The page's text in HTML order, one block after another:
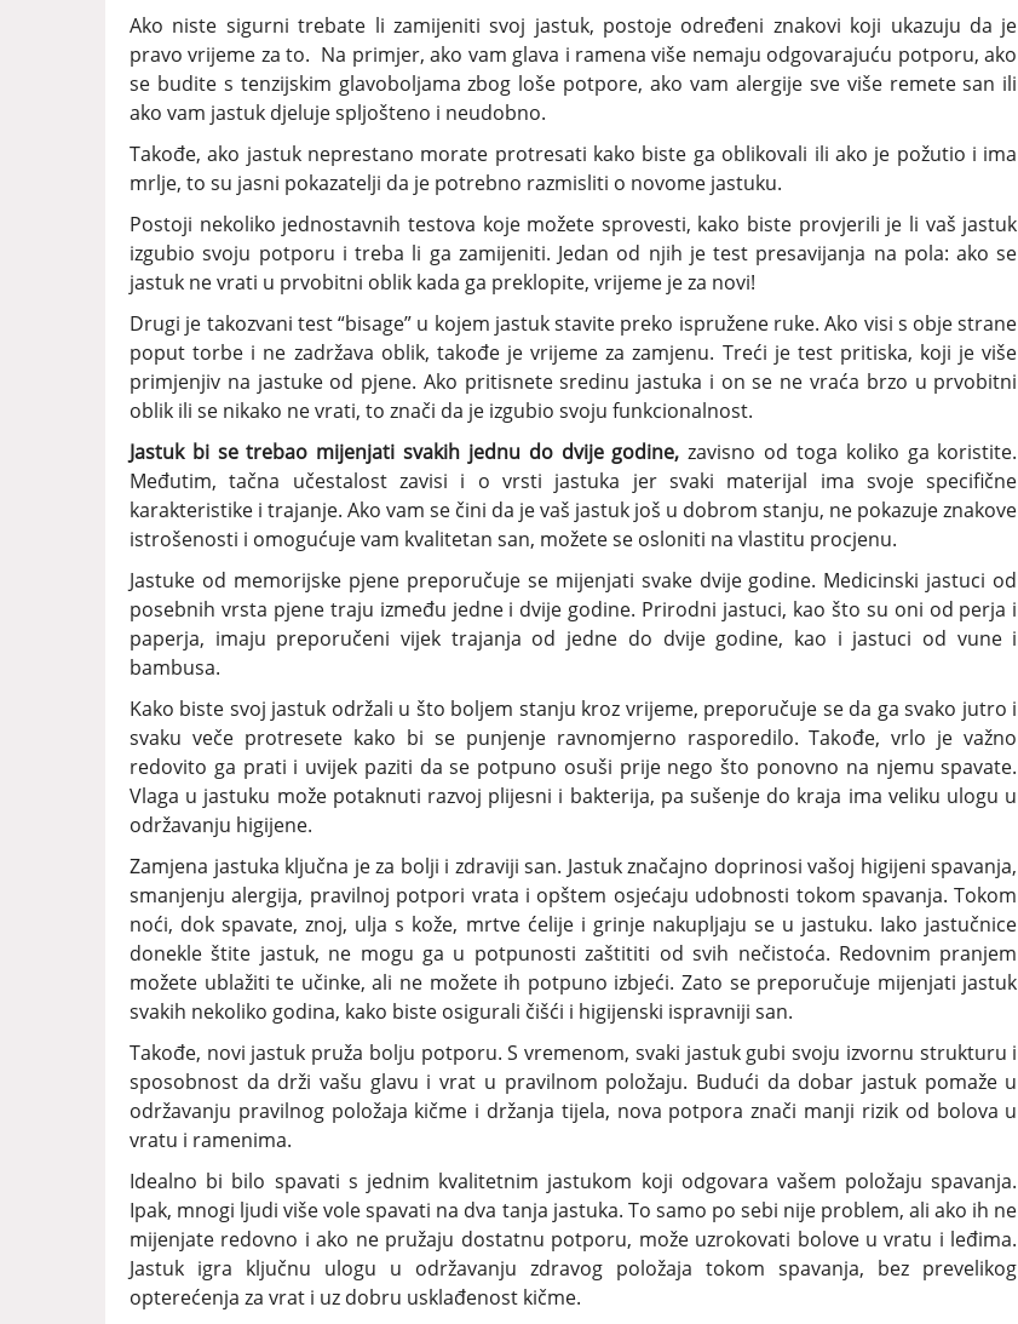
Ako niste sigurni trebate li zamijeniti svoj jastuk, postoje određeni znakovi koji ukazuju da je
pravo vrijeme za to. Na primjer, ako vam glava i ramena više nemaju odgovarajuću potporu, ako
se budite s tenzijskim glavoboljama zbog loše potpore, ako vam alergije sve više remete san ili
ako vam jastuk djeluje spljošteno i neudobno.
Takođe, ako jastuk neprestano morate protresati kako biste ga oblikovali ili ako je požutio i ima
mrlje, to su jasni pokazatelji da je potrebno razmisliti o novome jastuku.
Postoji nekoliko jednostavnih testova koje možete sprovesti, kako biste provjerili je li vaš jastuk
izgubio svoju potporu i treba li ga zamijeniti. Jedan od njih je test presavijanja na pola: ako se
jastuk ne vrati u prvobitni oblik kada ga preklopite, vrijeme je za novi!
Drugi je takozvani test “bisage” u kojem jastuk stavite preko ispružene ruke. Ako visi s obje strane
poput torbe i ne zadržava oblik, takođe je vrijeme za zamjenu. Treći je test pritiska, koji je više
primjenjiv na jastuke od pjene. Ako pritisnete sredinu jastuka i on se ne vraća brzo u prvobitni
oblik ili se nikako ne vrati, to znači da je izgubio svoju funkcionalnost.
Jastuk bi se trebao mijenjati svakih jednu do dvije godine, zavisno od toga koliko ga koristite.
Međutim, tačna učestalost zavisi i o vrsti jastuka jer svaki materijal ima svoje specifične
karakteristike i trajanje. Ako vam se čini da je vaš jastuk još u dobrom stanju, ne pokazuje znakove
istrošenosti i omogućuje vam kvalitetan san, možete se osloniti na vlastitu procjenu.
Jastuke od memorijske pjene preporučuje se mijenjati svake dvije godine. Medicinski jastuci od
posebnih vrsta pjene traju između jedne i dvije godine. Prirodni jastuci, kao što su oni od perja i
paperja, imaju preporučeni vijek trajanja od jedne do dvije godine, kao i jastuci od vune i
bambusa.
Kako biste svoj jastuk održali u što boljem stanju kroz vrijeme, preporučuje se da ga svako jutro i
svaku veče protresete kako bi se punjenje ravnomjerno rasporedilo. Takođe, vrlo je važno
redovito ga prati i uvijek paziti da se potpuno osuši prije nego što ponovno na njemu spavate.
Vlaga u jastuku može potaknuti razvoj plijesni i bakterija, pa sušenje do kraja ima veliku ulogu u
održavanju higijene.
Zamjena jastuka ključna je za bolji i zdraviji san. Jastuk značajno doprinosi vašoj higijeni spavanja,
smanjenju alergija, pravilnoj potpori vrata i opštem osjećaju udobnosti tokom spavanja. Tokom
noći, dok spavate, znoj, ulja s kože, mrtve ćelije i grinje nakupljaju se u jastuku. Iako jastučnice
donekle štite jastuk, ne mogu ga u potpunosti zaštititi od svih nečistoća. Redovnim pranjem
možete ublažiti te učinke, ali ne možete ih potpuno izbjeći. Zato se preporučuje mijenjati jastuk
svakih nekoliko godina, kako biste osigurali čišći i higijenski ispravniji san.
Takođe, novi jastuk pruža bolju potporu. S vremenom, svaki jastuk gubi svoju izvornu strukturu i
sposobnost da drži vašu glavu i vrat u pravilnom položaju. Budući da dobar jastuk pomaže u
održavanju pravilnog položaja kičme i držanja tijela, nova potpora znači manji rizik od bolova u
vratu i ramenima.
Idealno bi bilo spavati s jednim kvalitetnim jastukom koji odgovara vašem položaju spavanja.
Ipak, mnogi ljudi više vole spavati na dva tanja jastuka. To samo po sebi nije problem, ali ako ih ne
mijenjate redovno i ako ne pružaju dostatnu potporu, može uzrokovati bolove u vratu i leđima.
Jastuk igra ključnu ulogu u održavanju zdravog položaja tokom spavanja, bez prevelikog
opterećenja za vrat i uz dobru usklađenost kičme.